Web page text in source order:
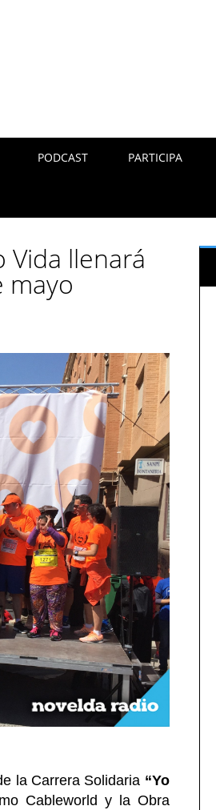
PODCAST PARTICIPA
Vida llenará
mayo
la Carrera Solidaria “Yo
Cableworld y la Obra